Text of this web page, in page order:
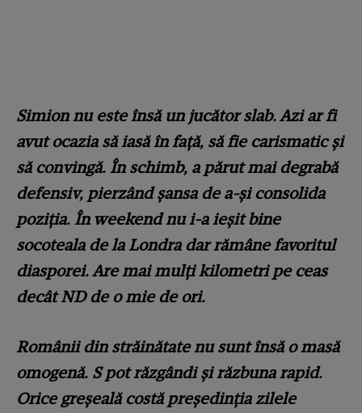
Simion nu este însă un jucător slab. Azi ar fi
avut ocazia să iasă în față, să fie carismatic și
să convingă. În schimb, a părut mai degrabă
defensiv, pierzând șansa de a-și consolida
poziția. În weekend nu i-a ieșit bine
socoteala de la Londra dar rămâne favoritul
diasporei. Are mai mulți kilometri pe ceas
decât ND de o mie de ori.
Românii din străinătate nu sunt însă o masă
omogenă. S pot răzgândi și răzbuna rapid.
Orice greșeală costă președinția zilele